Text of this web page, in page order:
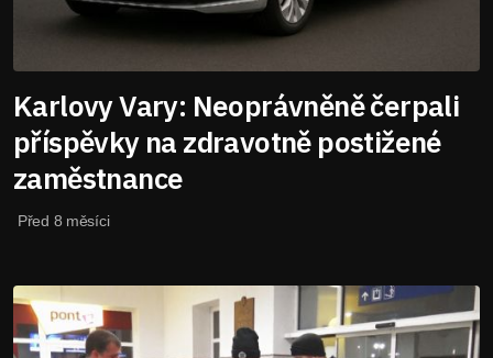
Karlovy Vary: Neoprávněně čerpali
příspěvky na zdravotně postižené
zaměstnance
Před 8 měsíci